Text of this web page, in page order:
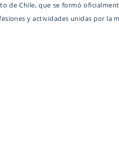
de Chile, que se formó
y actividades unidas por la